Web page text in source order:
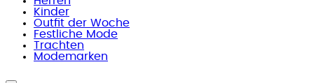
Kinder
Outfit der Woche
Festliche Mode
Trachten
Modemarken